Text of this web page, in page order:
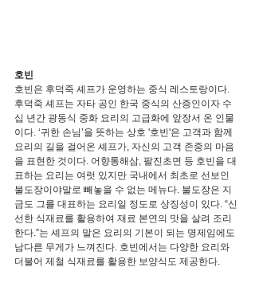
호빈
호빈은 후덕죽 셰프가 운영하는 중식 레스토랑이다.
후덕죽 셰프는 자타 공인 한국 중식의 산증인이자 수
십 년간 광동식 중화 요리의 고급화에 앞장서 온 인물
이다. ‘귀한 손님’을 뜻하는 상호 '호빈'은 고객과 함께
요리의 길을 걸어온 셰프가, 자신의 고객 존중의 마음
을 표현한 것이다. 어향통해삼, 팔진초면 등 호빈을 대
표하는 요리는 여럿 있지만 국내에서 최초로 선보인
불도장이야말로 빼놓을 수 없는 메뉴다. 불도장은 지
금도 그를 대표하는 요리일 정도로 상징성이 있다. “신
선한 식재료를 활용하여 재료 본연의 맛을 살려 조리
한다.”는 셰프의 말은 요리의 기본이 되는 명제임에도
남다른 무게가 느껴진다. 호빈에서는 다양한 요리와
더불어 제철 식재료를 활용한 보양식도 제공한다.